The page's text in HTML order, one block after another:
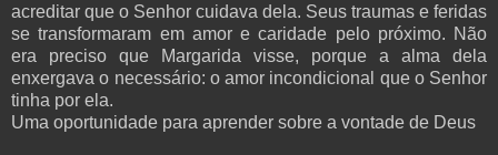
acreditar que o Senhor cuidava dela. Seus traumas e feridas
se transformaram em amor e caridade pelo próximo. Não
era preciso que Margarida visse, porque a alma dela
enxergava o necessário: o amor incondicional que o Senhor
tinha por ela.
Uma oportunidade para aprender sobre a vontade de Deus